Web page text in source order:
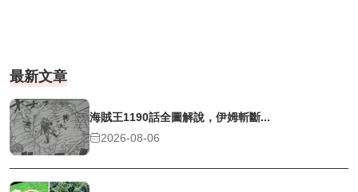
最新文章
海賊王1190話全圖解說，伊姆斬斷...
2026-08-06